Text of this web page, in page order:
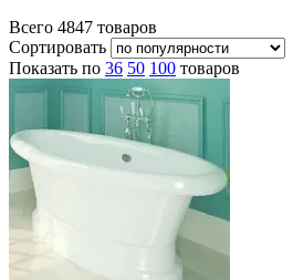
Всего 4847 товаров
Сортировать
Показать по 36 50 100 товаров